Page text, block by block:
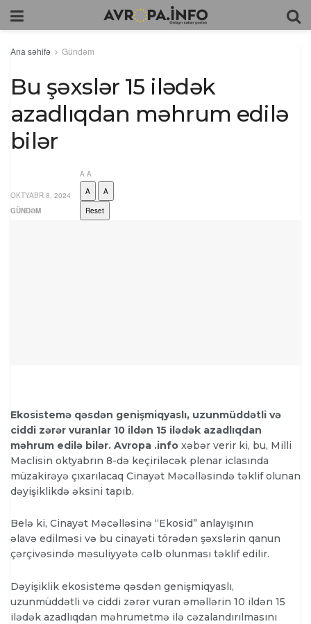
Ana səhifə Gündəm
Bu şəxslər 15 ilədək
azadlıqdan məhrum edilə
bilər
OKTYABR 8, 2024
GÜNDƏM
A A
A
A
Reset
Ekosistemə qəsdən genişmiqyaslı, uzunmüddətli və
ciddi zərər vuranlar 10 ildən 15 ilədək azadlıqdan
məhrum edilə bilər. Avropa .info xəbər verir ki, bu, Milli
Məclisin oktyabrın 8-də keçiriləcək plenar iclasında
müzakirəyə çıxarılacaq Cinayət Məcəlləsində təklif olunan
dəyişiklikdə əksini tapıb.
Belə ki, Cinayət Məcəlləsinə “Ekosid” anlayışının
əlavə edilməsi və bu cinayəti törədən şəxslərin qanun
çərçivəsində məsuliyyətə cəlb olunması təklif edilir.
Dəyişiklik ekosistemə qəsdən genişmiqyaslı,
uzunmüddətli və ciddi zərər vuran əməllərin 10 ildən 15
ilədək azadlıqdan məhrumetmə ilə cəzalandırılmasını